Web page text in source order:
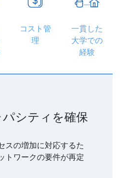
コスト管
理
一貫した
大学での
経験
シティを確保
スの増加に対応するた
トワークの要件が再定